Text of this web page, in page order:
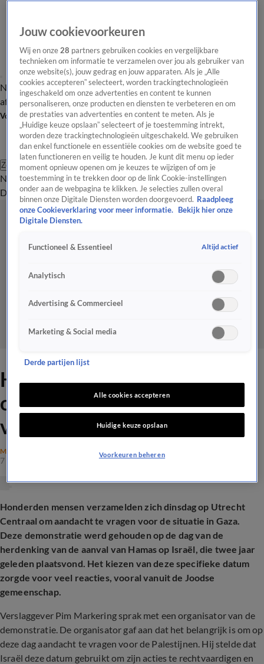
Nieuws van de DagOpinie van de Dag Onze categorieën Laatste
afleveringVideo's Nieuws van de Dag Podcast
Volg Nieuws van de Dag
Zoeken
Nieuws van de DagOpinie van de
Dag
Video'sUitzendingen PodcastPanelContact
Honderden mensen op 7
oktober op Utrecht Centraal
voor Gaza
MAATSCHAPPIJ
7 okt 2025, 20:17
Honderden mensen verzamelden zich dinsdag op Utrecht
Centraal om aandacht te vragen voor de situatie in Gaza.
Deze demonstratie werd gehouden op de dag van de
herdenking van de aanval van Hamas op Israël, die twee jaar
geleden plaatsvond. Het kiezen van deze specifieke datum
zorgde voor veel reacties, vooral vanuit de Joodse
gemeenschap.
Verslaggever Pim Markering sprak met een organisator van de
demonstratie. De organisator gaf aan dat het belangrijk is om op
deze dag aandacht te vragen voor de Palestijnen. Hij stelde dat
Israël deze datum gebruikt om zijn acties te rechtvaardigen en
Jouw cookievoorkeuren
Wij en onze28 partners gebruiken cookies en vergelijkbare
technieken om informatie te verzamelen over jou als gebruiker van
onze website(s), jouw gedrag en jouw apparaten. Als je „Alle
cookies accepteren” selecteert, worden trackingtechnologieën
ingeschakeld om onze advertenties en content te kunnen
personaliseren, onze producten en diensten te verbeteren en om
de prestaties van advertenties en content te meten. Als je
„Huidige keuze opslaan” selecteert of je toestemming intrekt,
worden deze trackingtechnologieën uitgeschakeld. We gebruiken
dan enkel functionele en essentiële cookies om de website goed te
laten functioneren en veilig te houden. Je kunt dit menu op ieder
moment opnieuw openen om je keuzes te wijzigen of om je
toestemming in te trekken door op de link Cookie-instellingen
onder aan de webpagina te klikken. Je selecties zullen overal
binnen onze Digitale Diensten worden doorgevoerd. Raadpleeg
onze Cookieverklaring voor meer informatie.
Bekijk hier onze
Digitale Diensten.
Functioneel & Essentieel Altijd actief
Analytisch
Advertising & Commercieel
Marketing & Social media
Derde partijen lijst
Alle cookies accepteren
Huidige keuze opslaan
Voorkeuren beheren